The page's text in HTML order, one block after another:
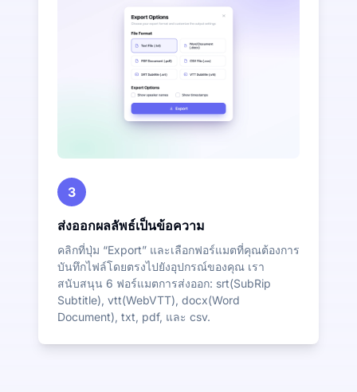
3
ส่งออกผลลัพธ์เป็นข้อความ
คลิกที่ปุ่ม “Export” และเลือกฟอร์แมตที่คุณต้องการ
บันทึกไฟล์โดยตรงไปยังอุปกรณ์ของคุณ เรา
สนับสนุน 6 ฟอร์แมตการส่งออก: srt(SubRip
Subtitle), vtt(WebVTT), docx(Word
Document), txt, pdf, และ csv.